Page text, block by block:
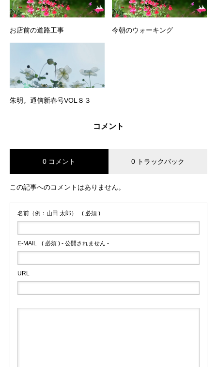
お店前の道路工事 今朝のウォーキング
朱明。通信新春号VOL８３
コメント
0 コメント 0 トラックバック
この記事へのコメントはありません。
名前（例：山田 太郎） ( 必須 )
E-MAIL ( 必須 ) - 公開されません -
URL